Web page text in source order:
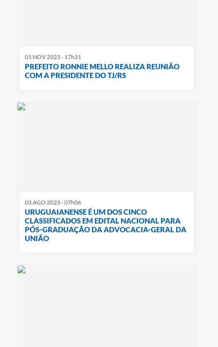
01 NOV 2023 - 17h31
PREFEITO RONNIE MELLO REALIZA REUNIÃO
COM A PRESIDENTE DO TJ/RS
03 AGO 2023 - 07h06
URUGUAIANENSE É UM DOS CINCO
CLASSIFICADOS EM EDITAL NACIONAL PARA
PÓS-GRADUAÇÃO DA ADVOCACIA-GERAL DA
UNIÃO